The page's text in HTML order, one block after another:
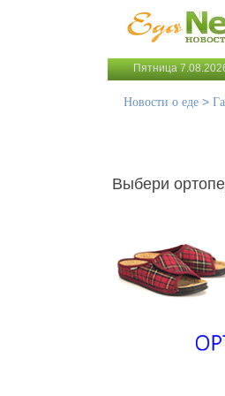
Пятница
Новости о еде >
Выбери